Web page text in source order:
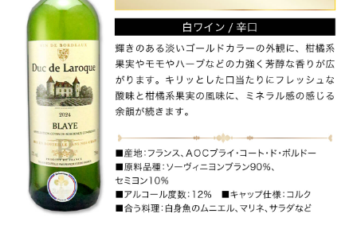
ワイン以外の商品との同梱はできかねます。
須)
セットに含まれるワインがなくなり次第、セット内容を切り替える
可能性があります。
須)
最大12本まで1箱におまとめして発送いたします。
須)